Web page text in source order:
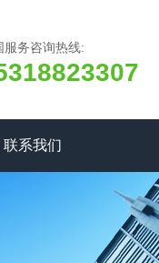
服务咨询热线:
联系我们